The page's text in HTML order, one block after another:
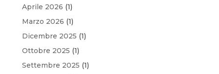
Aprile 2026 (1)
Marzo 2026 (1)
Dicembre 2025 (1)
Ottobre 2025 (1)
Settembre 2025 (1)